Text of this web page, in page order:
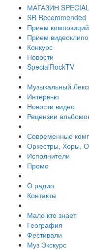
МАГАЗИН
SR Recommended
Прием композиций
Прием
Конкурс
Новости
SpecialRockTV
Музыкальный
Интервью
Новости видео
Рецензии
Современные
Оркестры, Хоры,
Исполнители
Промо
О радио
Контакты
Мало кто знает
География
Фестивали
Муз Экскурс